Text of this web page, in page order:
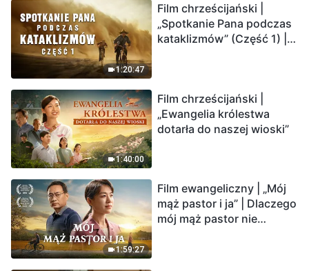
Ludzkość weszła w
odliczanie. Czy znalazłeś
już drogę ocalenia?
1:20:47
Film chrześcijański |
„Spotkanie Pana podczas
kataklizmów” (Część 1) |
1:40:00
Film chrześcijański |
„Ewangelia królestwa
dotarła do naszej wioski”
1:59:27
Film ewangeliczny | „Mój
mąż pastor i ja” | Dlaczego
mój mąż pastor nie